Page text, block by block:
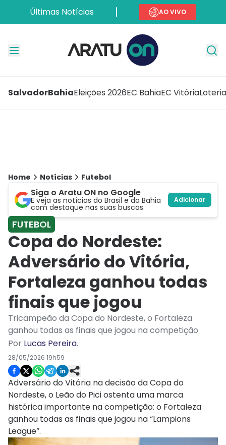
Últimas Notícias AO VIVO
SalvadorBahiaEleições 2026EC BahiaEC Vitória
Home Notícias Futebol
Siga o Aratu ON no Google
E veja as notícias do Brasil e da Bahia
com destaque nas suas buscas.
Adicionar
FUTEBOL
Copa do Nordeste:
Adversário do Vitória,
Fortaleza ganhou todas
finais que jogou
Tricampeão da Copa do Nordeste, o Fortaleza
ganhou todas as finais que jogou na competição
Por Lucas Pereira.
28/05/2026 19h59
Adversário do Vitória na decisão da Copa do
Nordeste, o Leão do Pici ostenta uma marca
histórica importante na competição: o Fortaleza
ganhou todas as finais que jogou na “Lampions
League”.